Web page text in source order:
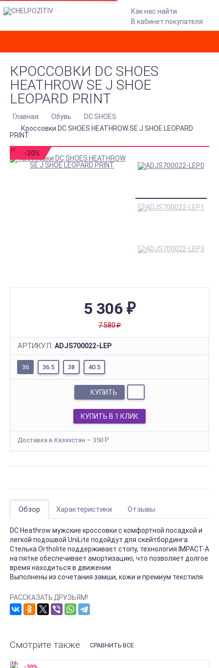
Как нас найти
В кабинет покупателя
КРОССОВКИ DC SHOES
HEATHROW SE J SHOE
LEOPARD PRINT
Главная Обувь
DC SHOES
Кроссовки DC SHOES HEATHROW SE J SHOE LEOPARD
PRINT
-30%
5 306 ₽
7 580₽
АРТИКУЛ: ADJS700022-LEP
36 36.5 38 40.5
КУПИТЬ
КУПИТЬ В 1 КЛИК
Доставка в Казахстан — 350 Р
Обзор Характеристики Отзывы
DC Heathrow мужские кроссовки с комфортной посадкой и
легкой подошвой UniLite подойдут для скейтбординга.
Стелька Ortholite поддерживает стопу, технология IMPACT-A
на пятке обеспечивает амортизацию, что позволяет долгое
время находиться в движении.
Выполнены из сочетания замши, кожи и премиум текстиля.
РАССКАЗАТЬ ДРУЗЬЯМ!
Смотрите также СРАВНИТЬ ВСЕ